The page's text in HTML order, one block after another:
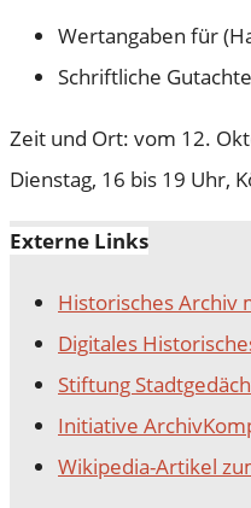
Wertangaben für
Schriftliche
Zeit und Ort: vom 12.
Dienstag, 16 bis 19 Uhr,
Externe Links
Historisches Archiv
Digitales
Stiftung
Initiative
Wikipedia-Artikel